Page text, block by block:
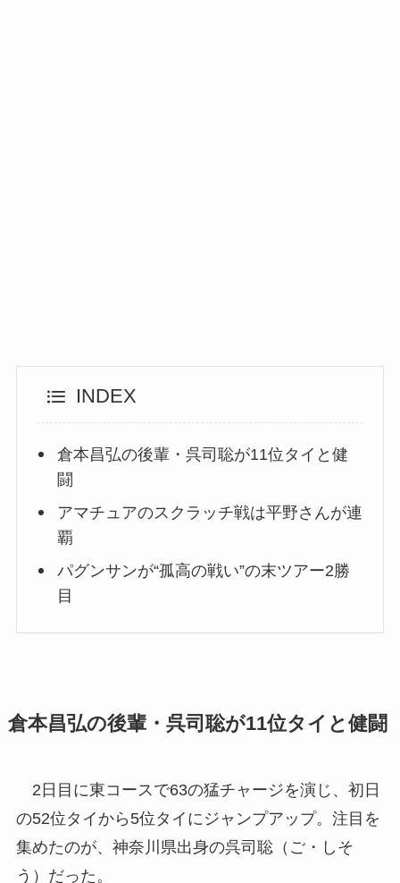
INDEX
倉本昌弘の後輩・呉司聡が11位タイと健
闘
アマチュアのスクラッチ戦は平野さんが連
覇
パグンサンが“孤高の戦い”の末ツアー2勝
目
倉本昌弘の後輩・呉司聡が11位タイと健闘
2日目に東コースで63の猛チャージを演じ、初日
の52位タイから5位タイにジャンプアップ。注目を
集めたのが、神奈川県出身の呉司聡（ご・しそ
う）だった。